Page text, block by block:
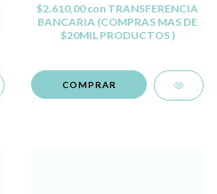
$2.610,00con TRANSFERENCIA
BANCARIA (COMPRAS MAS DE
$20MIL PRODUCTOS )